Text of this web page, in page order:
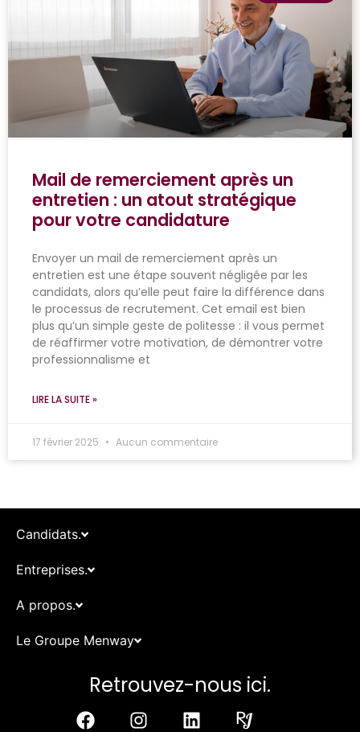
Mail de remerciement après un
entretien : un atout stratégique
pour votre candidature
Envoyer un mail de remerciement après un
entretien est une étape souvent négligée par les
candidats, alors qu’elle peut faire la différence dans
le processus de recrutement. Cet email est bien
plus qu’un simple geste de politesse : il vous permet
de réaffirmer votre motivation, de démontrer votre
professionnalisme et
LIRE LA SUITE »
17 février 2025 Aucun commentaire
Candidats.
Entreprises.
A propos.
Le Groupe Menway
Retrouvez-nous ici.